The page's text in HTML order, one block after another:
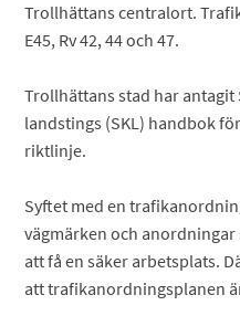
Trollhättans centralort.
E45, Rv 42, 44 och 47.
Trollhättans stad har antagit
landstings (SKL) handbok
riktlinje.
Syftet med en
vägmärken och
att få en säker arbetsplats.
att trafikanordningsplanen